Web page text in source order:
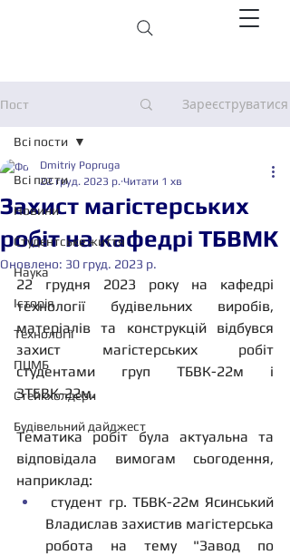
Пост Зареєструватися
Всі пости
Новини
Студентське життя
Наука
Історія
Технології
ПЦМБ
Стейкхолдери
Будівельний дайджест
Всі пости
Захист магістерських
робіт на кафедрі ТБВМК
Dmitriy Popruga
22 груд. 2023 р. Читати 1 хв
Оновлено: 30 груд. 2023 р.
22 грудня 2023 року на кафедрі
технології будівельних виробів,
матеріалів та конструкцій відбувся
захист магістерських робіт
студентами груп ТБВК-22м і
ЗТБВК-22м.
Тематика робіт була актуальна та
відповідала вимогам сьогодення,
наприклад:
студент гр. ТБВК-22м Ясинський
Владислав захистив магістерська
робота на тему "Завод по